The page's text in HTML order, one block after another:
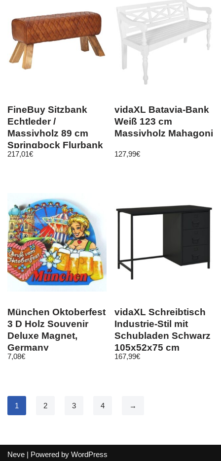
FineBuy Sitzbank
Echtleder /
Massivholz 89 cm
Springbock Flurbank
Lederbank Bank
217,01€
vidaXL Batavia-Bank
Weiß 123 cm
Massivholz Mahagoni
127,99€
München Oktoberfest
3 D Holz Souvenir
Deluxe Magnet,
Germany
Deutschland, Neu
7,08€
vidaXL Schreibtisch
Industrie-Stil mit
Schubladen Schwarz
105x52x75 cm
167,99€
1 2 3 4 →
Neve | Powered by WordPress